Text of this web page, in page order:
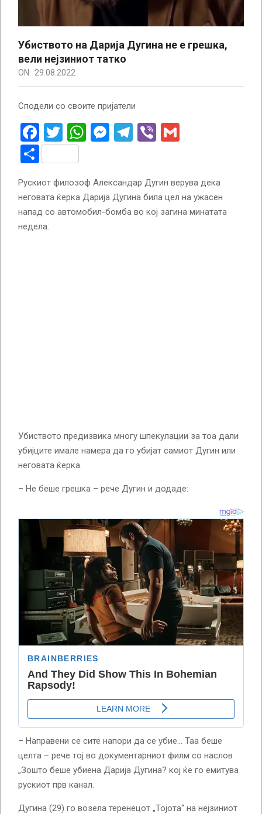
Убиството на Дарија Дугина не е грешка,
вели нејзиниот татко
ON: 29.08.2022
Сподели со своите пријатели
Facebook
Twitter
WhatsApp
Messenger
Telegram
Viber
Share
Рускиот филозоф Александар Дугин верува дека
неговата ќерка Дарија Дугина била цел на ужасен
напад со автомобил-бомба во кој загина минатата
недела.
Убиството предизвика многу шпекулации за тоа дали
убијците имале намера да го убијат самиот Дугин или
неговата ќерка.
– Не беше грешка – рече Дугин и додаде:
– Направени се сите напори да се убие… Таа беше
целта – рече тој во документарниот филм со наслов
„Зошто беше убиена Дарија Дугина? кој ќе го емитува
рускиот прв канал.
Дугина (29) го возела теренецот „Тојота“ на нејзиниот